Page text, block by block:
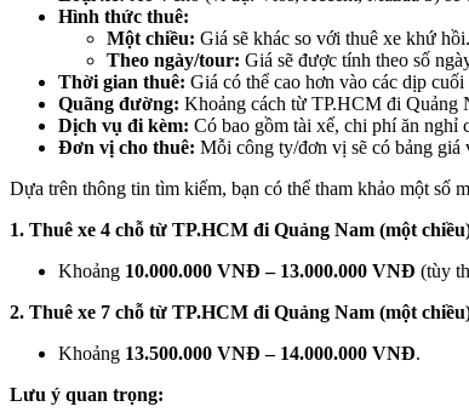
Hình thức thuê:
Một chiều: Giá sẽ khác so với thuê xe khứ hồi.
Theo ngày/tour: Giá sẽ được tính theo số
Thời gian thuê: Giá có thể cao hơn vào các dịp
Quãng đường: Khoảng cách từ TP.HCM đi Quảng
Dịch vụ đi kèm: Có bao gồm tài xế, chi phí ăn nghỉ
Đơn vị cho thuê: Mỗi công ty/đơn vị sẽ có bảng giá
Dựa trên thông tin tìm kiếm, bạn có thể tham khảo một số
1. Thuê xe 4 chỗ từ TP.HCM đi Quảng Nam (một
Khoảng 10.000.000 VNĐ – 13.000.000 VNĐ (tùy
2. Thuê xe 7 chỗ từ TP.HCM đi Quảng Nam (một
Khoảng 13.500.000 VNĐ – 14.000.000 VNĐ.
Lưu ý quan trọng: